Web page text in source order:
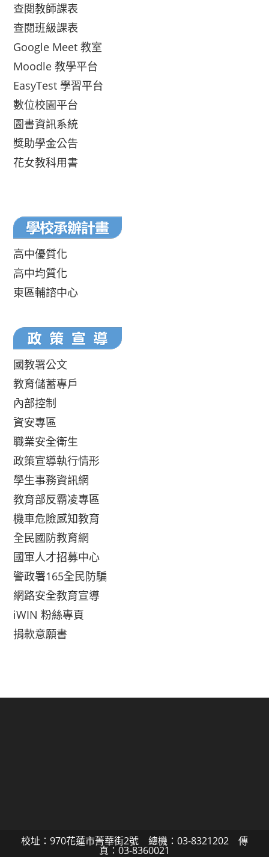
查閱教師課表
查閱班級課表
Google Meet 教室
Moodle 教學平台
EasyTest 學習平台
數位校園平台
圖書資訊系統
獎助學金公告
花女教科用書
高中優質化
高中均質化
東區輔諮中心
國教署公文
教育儲蓄專戶
內部控制
資安專區
職業安全衛生
政策宣導執行情形
學生事務資訊網
教育部反霸凌專區
機車危險感知教育
全民國防教育網
國軍人才招募中心
警政署165全民防騙
網路安全教育宣導
iWIN 粉絲專頁
捐款意願書
校址：970花蓮市菁華街2號 總機：03-8321202 傳
真：03-8360021